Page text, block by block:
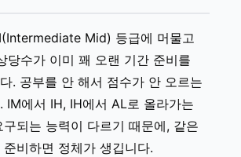
Mid) 등급에 머물고
당수가 이미 꽤 오랜 기간 준비를
. 공부를 안 해서 점수가 안 오르는
IM에서 IH, IH에서 AL로 올라가는
되는 능력이 다르기 때문에, 같은
비하면 정체가 생깁니다.